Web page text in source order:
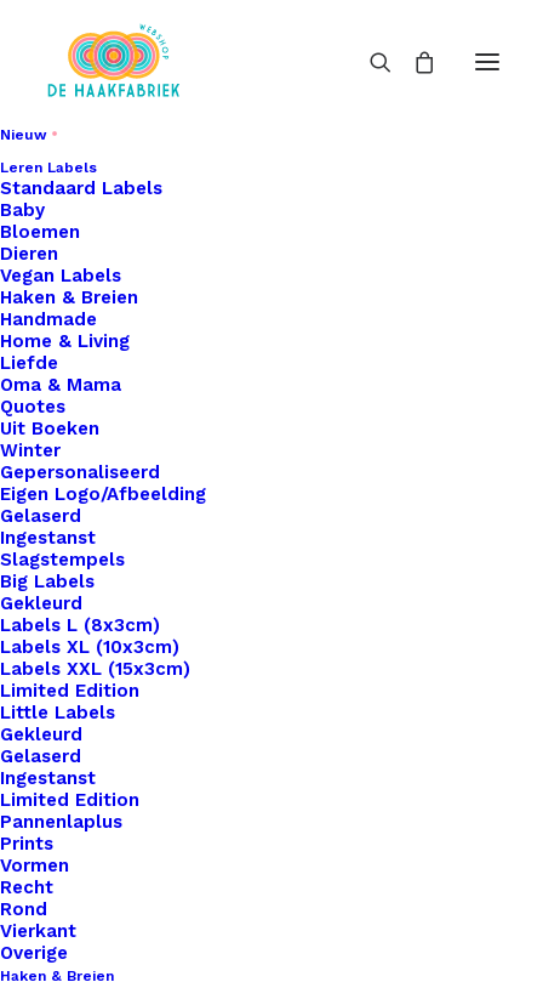
Nieuw
Leren Labels
Standaard Labels
Baby
Bloemen
Dieren
Vegan Labels
Haken & Breien
Handmade
Home & Living
Liefde
Oma & Mama
Quotes
Uit Boeken
Winter
Gepersonaliseerd
Eigen Logo/Afbeelding
Gelaserd
Ingestanst
Slagstempels
Big Labels
Gekleurd
Labels L (8x3cm)
Labels XL (10x3cm)
Labels XXL (15x3cm)
Limited Edition
Little Labels
Gekleurd
Gelaserd
Ingestanst
Limited Edition
Pannenlaplus
Prints
Vormen
Recht
Rond
Vierkant
Overige
Haken & Breien
Home
Koelkast Magneet Retro 019
Koelkast Magneet